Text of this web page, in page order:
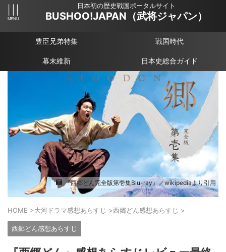
日本初の歴史戦国ポータルサイト
BUSHOO!JAPAN（武将ジャパン）
豊臣兄弟特集 戦国時代
幕末維新 日本史総合ガイド
『西郷どん完全版第壱集Blu-ray』／wikipediaより引用
HOME >大河ドラマ感想あらすじ >西郷どん感想あらすじ >
西郷どん感想あらすじ